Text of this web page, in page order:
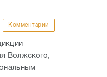
Комментарии
Волжского,